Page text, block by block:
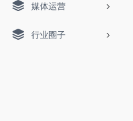
媒体运营
行业圈子